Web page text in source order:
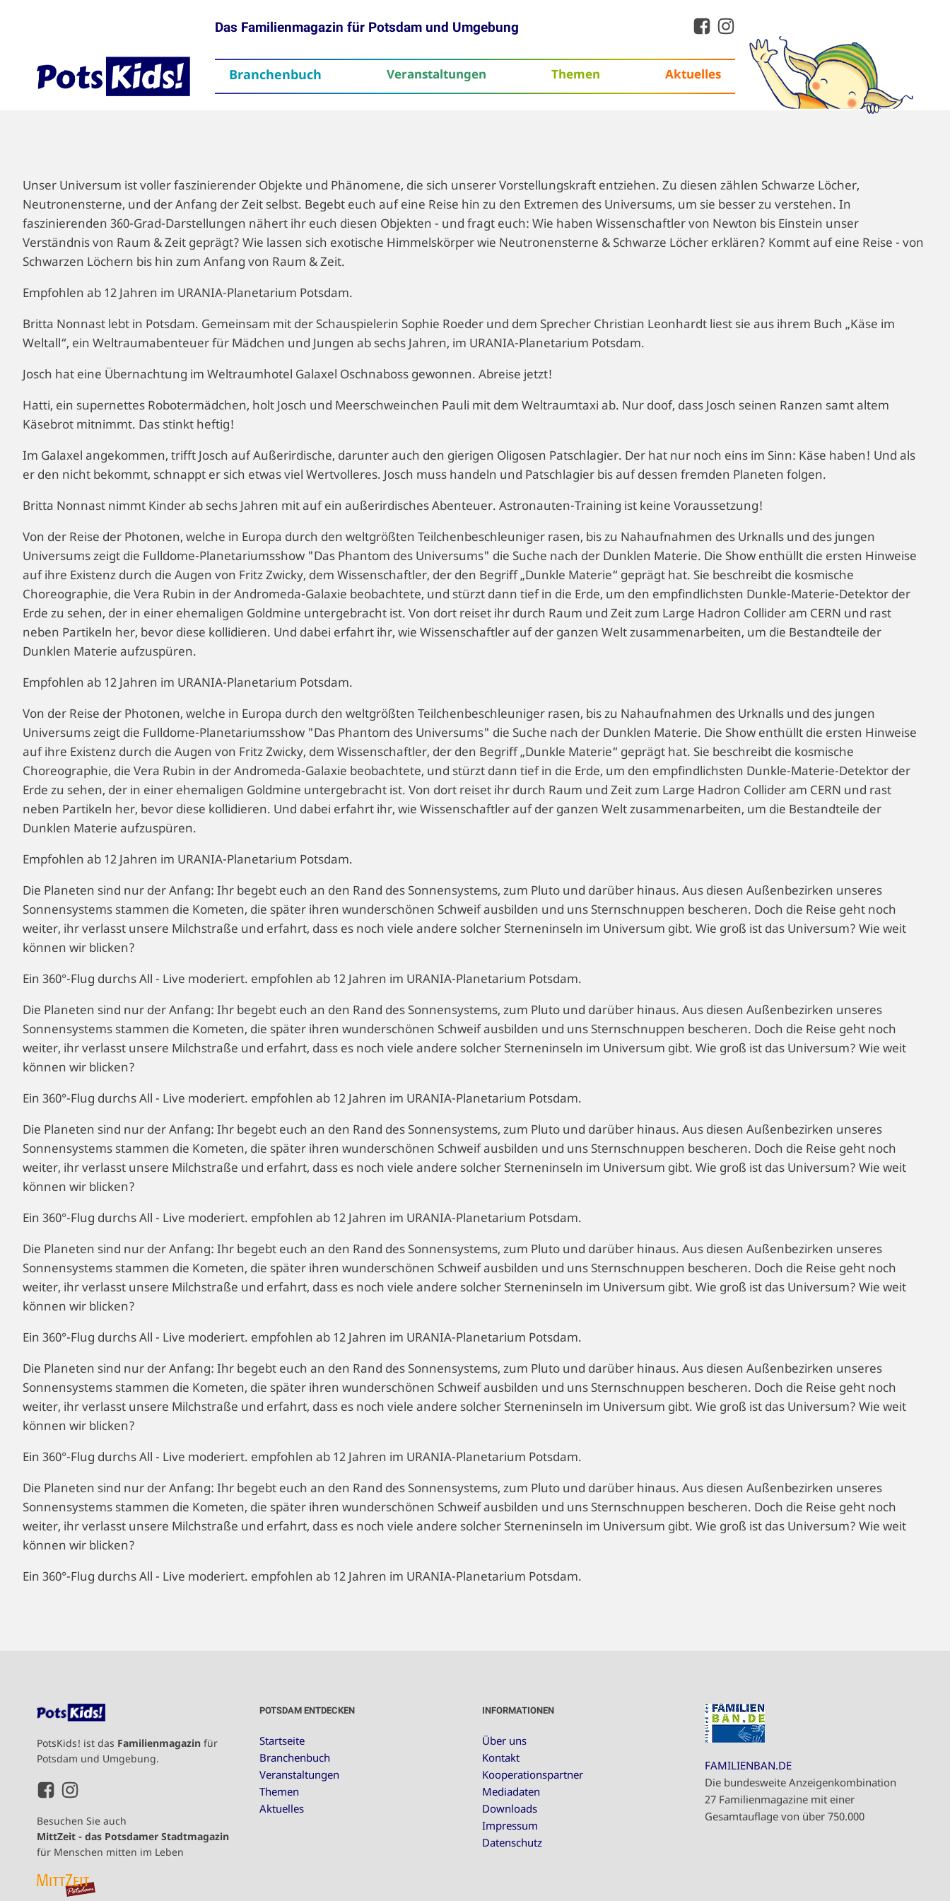
Das Familienmagazin für Potsdam und Umgebung
Branchenbuch Veranstaltungen Themen Aktuelles
Unser Universum ist voller faszinierender Objekte und Phänomene, die sich unserer Vorstellungskraft entziehen. Zu diesen zählen Schwarze Löcher,
Neutronensterne, und der Anfang der Zeit selbst. Begebt euch auf eine Reise hin zu den Extremen des Universums, um sie besser zu verstehen. In
faszinierenden 360-Grad-Darstellungen nähert ihr euch diesen Objekten - und fragt euch: Wie haben Wissenschaftler von Newton bis Einstein unser
Verständnis von Raum & Zeit geprägt? Wie lassen sich exotische Himmelskörper wie Neutronensterne & Schwarze Löcher erklären? Kommt auf eine Reise - von
Schwarzen Löchern bis hin zum Anfang von Raum & Zeit.
Empfohlen ab 12 Jahren im URANIA-Planetarium Potsdam.
Britta Nonnast lebt in Potsdam. Gemeinsam mit der Schauspielerin Sophie Roeder und dem Sprecher Christian Leonhardt liest sie aus ihrem Buch „Käse im
Weltall“, ein Weltraumabenteuer für Mädchen und Jungen ab sechs Jahren, im URANIA-Planetarium Potsdam.
Josch hat eine Übernachtung im Weltraumhotel Galaxel Oschnaboss gewonnen. Abreise jetzt!
Hatti, ein supernettes Robotermädchen, holt Josch und Meerschweinchen Pauli mit dem Weltraumtaxi ab. Nur doof, dass Josch seinen Ranzen samt altem
Käsebrot mitnimmt. Das stinkt heftig!
Im Galaxel angekommen, trifft Josch auf Außerirdische, darunter auch den gierigen Oligosen Patschlagier. Der hat nur noch eins im Sinn: Käse haben! Und als
er den nicht bekommt, schnappt er sich etwas viel Wertvolleres. Josch muss handeln und Patschlagier bis auf dessen fremden Planeten folgen.
Britta Nonnast nimmt Kinder ab sechs Jahren mit auf ein außerirdisches Abenteuer. Astronauten-Training ist keine Voraussetzung!
Von der Reise der Photonen, welche in Europa durch den weltgrößten Teilchenbeschleuniger rasen, bis zu Nahaufnahmen des Urknalls und des jungen
Universums zeigt die Fulldome-Planetariumsshow "Das Phantom des Universums" die Suche nach der Dunklen Materie. Die Show enthüllt die ersten Hinweise
auf ihre Existenz durch die Augen von Fritz Zwicky, dem Wissenschaftler, der den Begriff „Dunkle Materie“ geprägt hat. Sie beschreibt die kosmische
Choreographie, die Vera Rubin in der Andromeda-Galaxie beobachtete, und stürzt dann tief in die Erde, um den empfindlichsten Dunkle-Materie-Detektor der
Erde zu sehen, der in einer ehemaligen Goldmine untergebracht ist. Von dort reiset ihr durch Raum und Zeit zum Large Hadron Collider am CERN und rast
neben Partikeln her, bevor diese kollidieren. Und dabei erfahrt ihr, wie Wissenschaftler auf der ganzen Welt zusammenarbeiten, um die Bestandteile der
Dunklen Materie aufzuspüren.
Empfohlen ab 12 Jahren im URANIA-Planetarium Potsdam.
Von der Reise der Photonen, welche in Europa durch den weltgrößten Teilchenbeschleuniger rasen, bis zu Nahaufnahmen des Urknalls und des jungen
Universums zeigt die Fulldome-Planetariumsshow "Das Phantom des Universums" die Suche nach der Dunklen Materie. Die Show enthüllt die ersten Hinweise
auf ihre Existenz durch die Augen von Fritz Zwicky, dem Wissenschaftler, der den Begriff „Dunkle Materie“ geprägt hat. Sie beschreibt die kosmische
Choreographie, die Vera Rubin in der Andromeda-Galaxie beobachtete, und stürzt dann tief in die Erde, um den empfindlichsten Dunkle-Materie-Detektor der
Erde zu sehen, der in einer ehemaligen Goldmine untergebracht ist. Von dort reiset ihr durch Raum und Zeit zum Large Hadron Collider am CERN und rast
neben Partikeln her, bevor diese kollidieren. Und dabei erfahrt ihr, wie Wissenschaftler auf der ganzen Welt zusammenarbeiten, um die Bestandteile der
Dunklen Materie aufzuspüren.
Empfohlen ab 12 Jahren im URANIA-Planetarium Potsdam.
Die Planeten sind nur der Anfang: Ihr begebt euch an den Rand des Sonnensystems, zum Pluto und darüber hinaus. Aus diesen Außenbezirken unseres
Sonnensystems stammen die Kometen, die später ihren wunderschönen Schweif ausbilden und uns Sternschnuppen bescheren. Doch die Reise geht noch
weiter, ihr verlasst unsere Milchstraße und erfahrt, dass es noch viele andere solcher Sterneninseln im Universum gibt. Wie groß ist das Universum? Wie weit
können wir blicken?
Ein 360°-Flug durchs All - Live moderiert. empfohlen ab 12 Jahren im URANIA-Planetarium Potsdam.
Die Planeten sind nur der Anfang: Ihr begebt euch an den Rand des Sonnensystems, zum Pluto und darüber hinaus. Aus diesen Außenbezirken unseres
Sonnensystems stammen die Kometen, die später ihren wunderschönen Schweif ausbilden und uns Sternschnuppen bescheren. Doch die Reise geht noch
weiter, ihr verlasst unsere Milchstraße und erfahrt, dass es noch viele andere solcher Sterneninseln im Universum gibt. Wie groß ist das Universum? Wie weit
können wir blicken?
Ein 360°-Flug durchs All - Live moderiert. empfohlen ab 12 Jahren im URANIA-Planetarium Potsdam.
Die Planeten sind nur der Anfang: Ihr begebt euch an den Rand des Sonnensystems, zum Pluto und darüber hinaus. Aus diesen Außenbezirken unseres
Sonnensystems stammen die Kometen, die später ihren wunderschönen Schweif ausbilden und uns Sternschnuppen bescheren. Doch die Reise geht noch
weiter, ihr verlasst unsere Milchstraße und erfahrt, dass es noch viele andere solcher Sterneninseln im Universum gibt. Wie groß ist das Universum? Wie weit
können wir blicken?
Ein 360°-Flug durchs All - Live moderiert. empfohlen ab 12 Jahren im URANIA-Planetarium Potsdam.
Die Planeten sind nur der Anfang: Ihr begebt euch an den Rand des Sonnensystems, zum Pluto und darüber hinaus. Aus diesen Außenbezirken unseres
Sonnensystems stammen die Kometen, die später ihren wunderschönen Schweif ausbilden und uns Sternschnuppen bescheren. Doch die Reise geht noch
weiter, ihr verlasst unsere Milchstraße und erfahrt, dass es noch viele andere solcher Sterneninseln im Universum gibt. Wie groß ist das Universum? Wie weit
können wir blicken?
Ein 360°-Flug durchs All - Live moderiert. empfohlen ab 12 Jahren im URANIA-Planetarium Potsdam.
Die Planeten sind nur der Anfang: Ihr begebt euch an den Rand des Sonnensystems, zum Pluto und darüber hinaus. Aus diesen Außenbezirken unseres
Sonnensystems stammen die Kometen, die später ihren wunderschönen Schweif ausbilden und uns Sternschnuppen bescheren. Doch die Reise geht noch
weiter, ihr verlasst unsere Milchstraße und erfahrt, dass es noch viele andere solcher Sterneninseln im Universum gibt. Wie groß ist das Universum? Wie weit
können wir blicken?
Ein 360°-Flug durchs All - Live moderiert. empfohlen ab 12 Jahren im URANIA-Planetarium Potsdam.
Die Planeten sind nur der Anfang: Ihr begebt euch an den Rand des Sonnensystems, zum Pluto und darüber hinaus. Aus diesen Außenbezirken unseres
Sonnensystems stammen die Kometen, die später ihren wunderschönen Schweif ausbilden und uns Sternschnuppen bescheren. Doch die Reise geht noch
weiter, ihr verlasst unsere Milchstraße und erfahrt, dass es noch viele andere solcher Sterneninseln im Universum gibt. Wie groß ist das Universum? Wie weit
können wir blicken?
Ein 360°-Flug durchs All - Live moderiert. empfohlen ab 12 Jahren im URANIA-Planetarium Potsdam.
PotsKids! ist das Familienmagazin für
Potsdam und Umgebung.
Besuchen Sie auch
MittZeit - das Potsdamer Stadtmagazin
für Menschen mitten im Leben
POTSDAM ENTDECKEN
Startseite
Branchenbuch
Veranstaltungen
Themen
Aktuelles
INFORMATIONEN
Über uns
Kontakt
Kooperationspartner
Mediadaten
Downloads
Impressum
Datenschutz
FAMILIENBAN.DE
Die bundesweite Anzeigenkombination
27 Familienmagazine mit einer
Gesamtauflage von über 750.000
ThemenAktuelles